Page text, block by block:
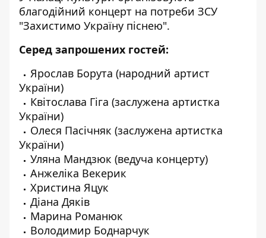
благодійний концерт на потреби ЗСУ
"Захистимо Україну піснею".
Серед запрошених гостей:
Ярослав Борута (народний артист
України)
Квітослава Гіга (заслужена артистка
України)
Олеся Пасічняк (заслужена артистка
України)
Уляна Мандзюк (ведуча концерту)
Анжеліка Векерик
Христина Яцук
Діана Дяків
Марина Романюк
Володимир Боднарчук